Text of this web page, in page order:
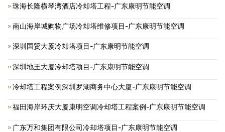
珠海长隆横琴湾酒店冷却塔工程-广东康明节能空调
南山海岸城购物广场冷却塔维修项目-广东康明节能空调
深圳国贸大厦冷却塔项目-广东康明节能空调
深圳地王大厦冷却塔项目-广东康明节能空调
冷却塔工程案例深圳罗湖商务中心大厦-广东康明节能空调
福田海岸环庆大厦康明空调冷却塔工程案例-广东康明节能空调
广东万和集团有限公司冷却塔项目-广东康明节能空调